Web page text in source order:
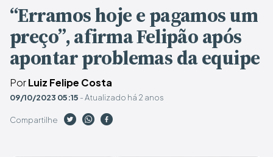
“Erramos hoje e pagamos um
preço”, afirma Felipão após
apontar problemas da equipe
PorLuiz Felipe Costa
09/10/2023 05:15 - Atualizado há 2 anos
Compartilhe